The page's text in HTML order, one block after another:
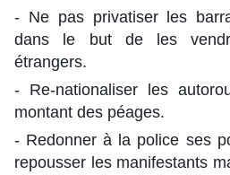
- Ne pas privatiser les
dans le but de les
étrangers.
- Re-nationaliser les
montant des péages.
- Redonner à la police ses
repousser les manifestants